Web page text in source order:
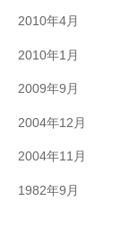
2010年4月
2010年1月
2009年9月
2004年12月
2004年11月
1982年9月